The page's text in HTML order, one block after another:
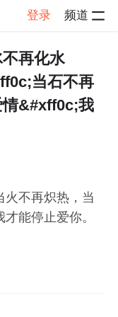
登录 频道
情
再化水
当石不再
&#xff0c;我
火不再炽热，当
能停止爱你。